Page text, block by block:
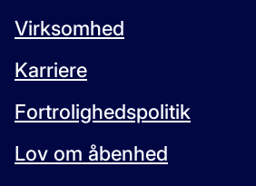
Virksomhed
Karriere
Fortrolighedspolitik
Lov om åbenhed